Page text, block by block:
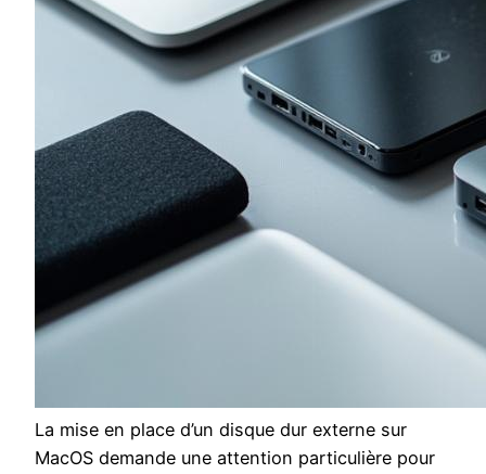
La mise en place d’un disque dur externe sur
MacOS demande une attention particulière pour